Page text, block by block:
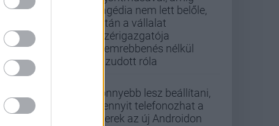
tragédia nem lett belőle,
aztán a vállalat
vezérigazgatója
szemrebbenés nélkül
hazudott róla
Könnyebb lesz beállítani,
mennyit telefonozhat a
gyerek az új Androidon